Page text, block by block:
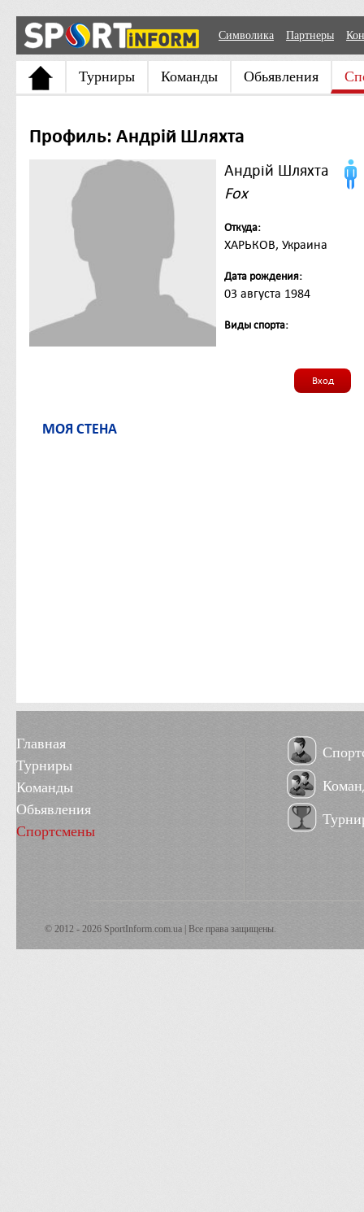
Символика Партнеры
Турниры Команды Обьявления
Профиль: Андрій Шляхта
Андрій Шляхта
Fox
Откуда:
ХАРЬКОВ, Украина
Дата рождения:
03 августа 1984
Виды спорта:
Вход
МОЯ СТЕНА
Главная
Турниры
Команды
Обьявления
Спортсмены
© 2012 - 2026 SportInform.com.ua | Все права защищены.